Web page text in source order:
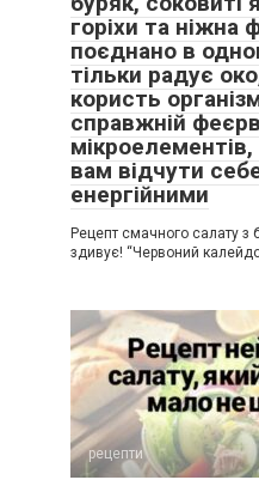
горіхи та ніжна
поєднано в
тільки радує
користь
справжній
вам відчути
енергійними
Рецепт смачного салату з
здивує! “Червоний
рецепти